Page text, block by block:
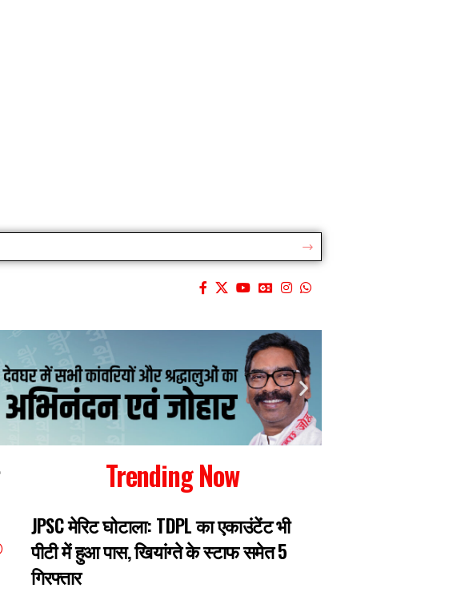
Trending Now
JPSC मेरिट घोटाला: TDPL का एकाउंटेंट भी
पीटी में हुआ पास, खियांग्ते के स्टाफ समेत 5
गिरफ्तार